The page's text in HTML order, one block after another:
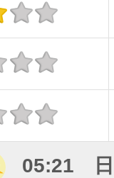
05:21 日